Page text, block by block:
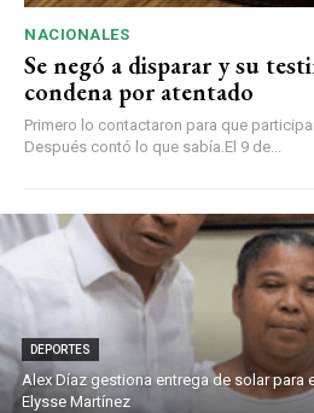
NACIONALES
Se negó a disparar y su
condena por atentado
Primero lo contactaron para que
Después contó lo que sabía.El 9 de...
DEPORTES
Alex Díaz gestiona entrega de solar para
Elysse Martínez